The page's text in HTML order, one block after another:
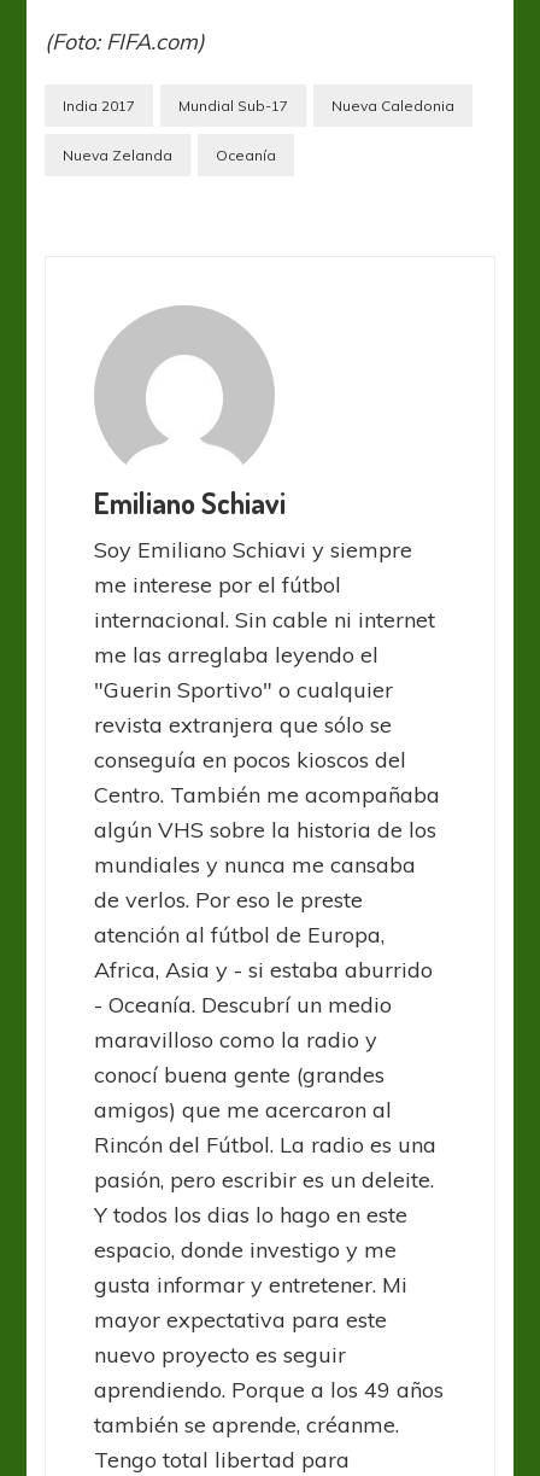
(Foto: FIFA.com)
India 2017 Mundial Sub-17 Nueva Caledonia
Nueva Zelanda Oceanía
Emiliano Schiavi
Soy Emiliano Schiavi y siempre
me interese por el fútbol
internacional. Sin cable ni internet
me las arreglaba leyendo el
"Guerin Sportivo" o cualquier
revista extranjera que sólo se
conseguía en pocos kioscos del
Centro. También me acompañaba
algún VHS sobre la historia de los
mundiales y nunca me cansaba
de verlos. Por eso le preste
atención al fútbol de Europa,
Africa, Asia y - si estaba aburrido
- Oceanía. Descubrí un medio
maravilloso como la radio y
conocí buena gente (grandes
amigos) que me acercaron al
Rincón del Fútbol. La radio es una
pasión, pero escribir es un deleite.
Y todos los dias lo hago en este
espacio, donde investigo y me
gusta informar y entretener. Mi
mayor expectativa para este
nuevo proyecto es seguir
aprendiendo. Porque a los 49 años
también se aprende, créanme.
Tengo total libertad para